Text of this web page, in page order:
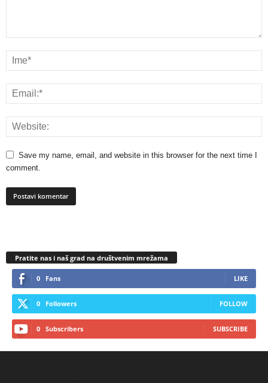
Save my name, email, and website in this browser for the next time I
comment.
Pratite nas i naš grad na društvenim mrežama
0 Fans LIKE
0 Followers FOLLOW
0 Subscribers SUBSCRIBE